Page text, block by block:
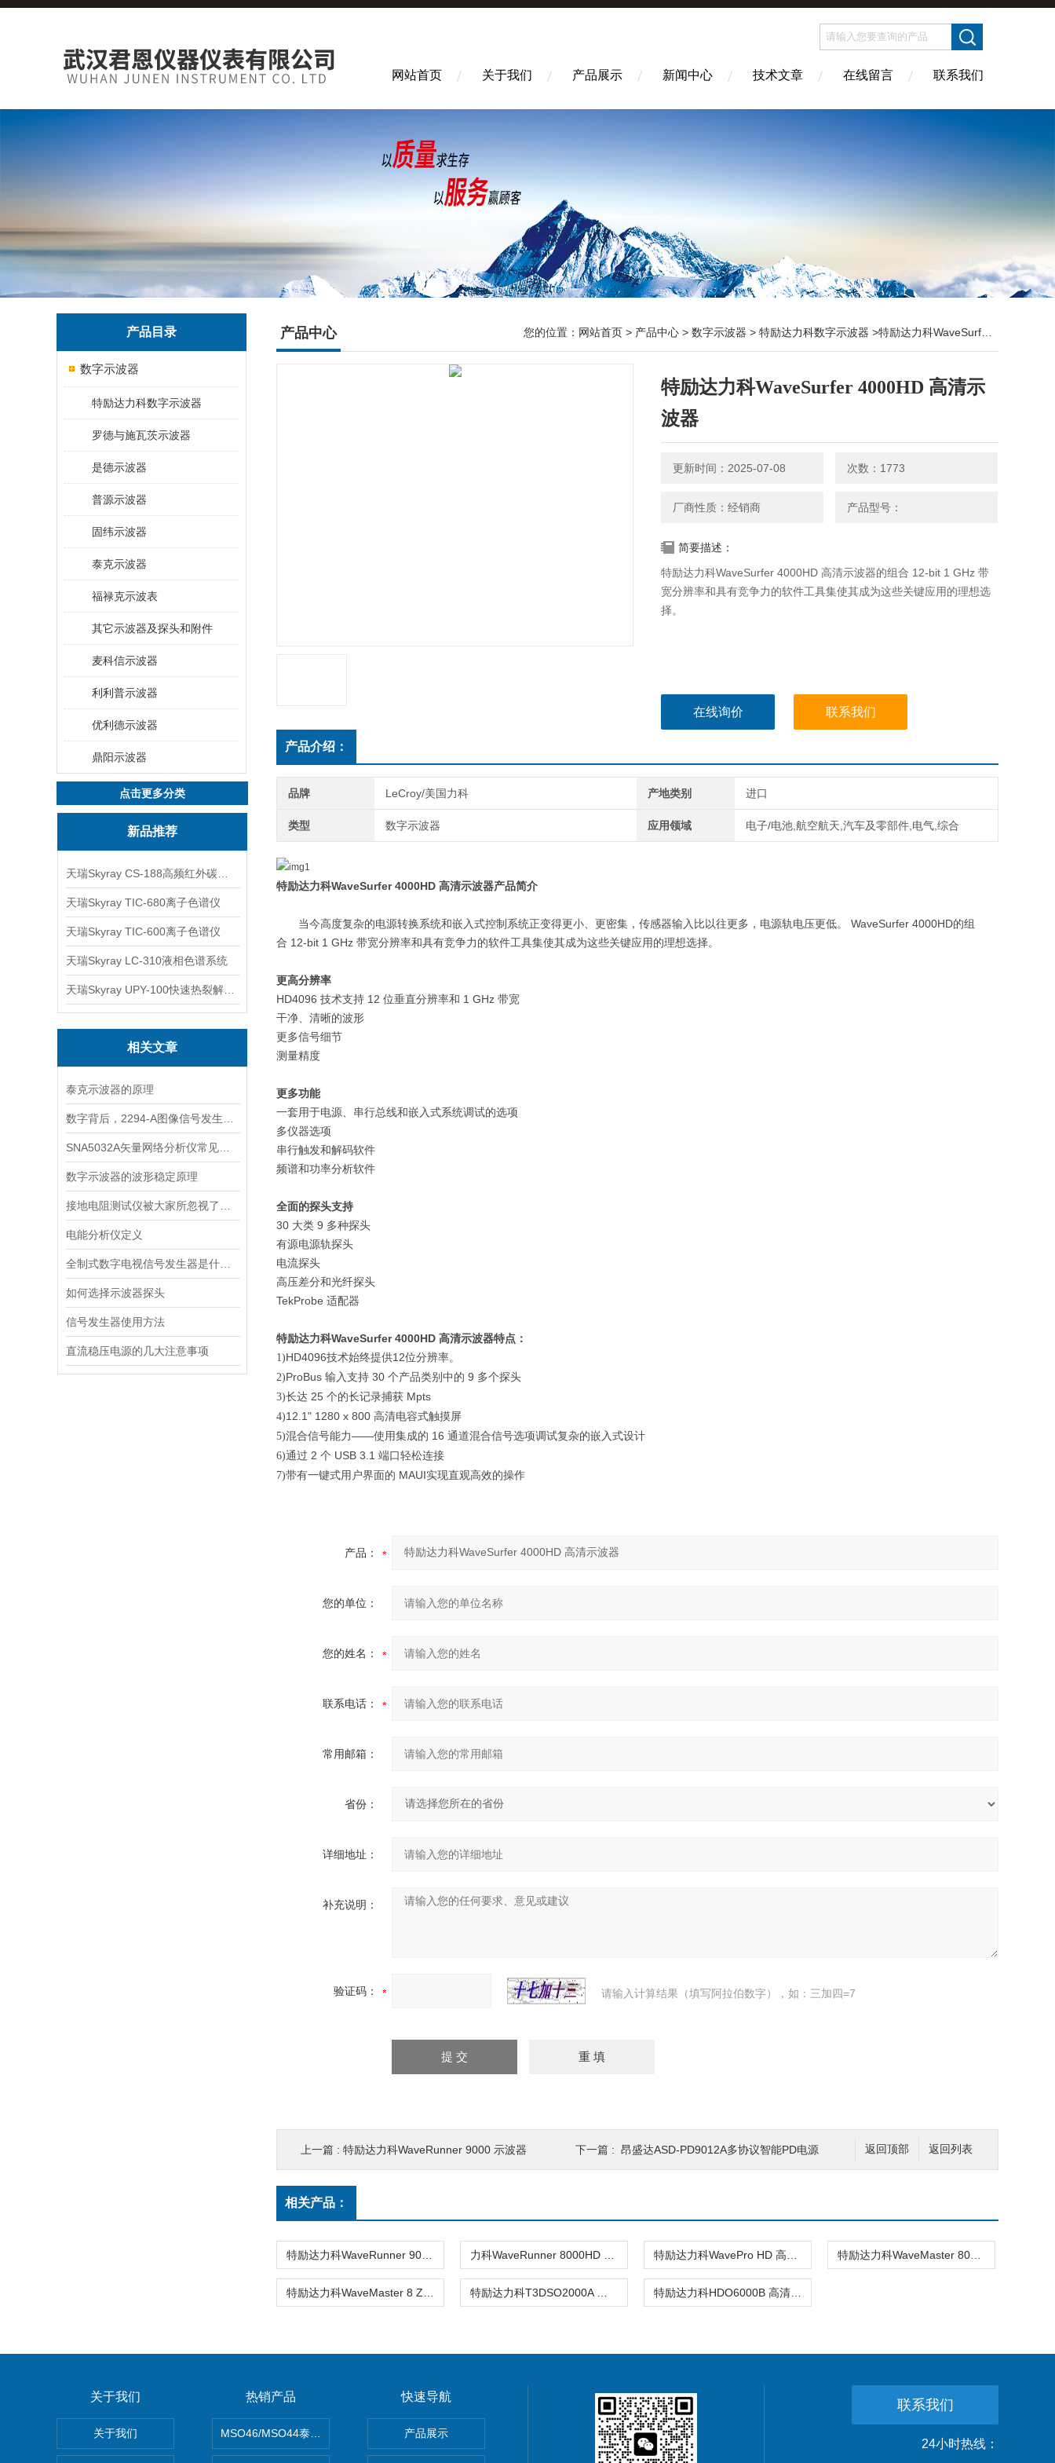
网站首页 关于我们 产品展示 新闻中心 技术文章 在线留言 联系我们
产品目录
数字示波器
特励达力科数字示波器
罗德与施瓦茨示波器
是德示波器
普源示波器
固纬示波器
泰克示波器
福禄克示波表
其它示波器及探头和附件
麦科信示波器
利利普示波器
优利德示波器
鼎阳示波器
点击更多分类
新品推荐
天瑞Skyray TIC-680离子色谱仪
天瑞Skyray TIC-600离子色谱仪
天瑞Skyray LC-310液相色谱系统
相关文章
泰克示波器的原理
数字示波器的波形稳定原理
电能分析仪定义
如何选择示波器探头
信号发生器使用方法
直流稳压电源的几大注意事项
产品中心 您的位置： 网站首页 > 产品中心 > 数字示波器 > 特励达力科数字示波器 >特励达力科WaveSurfer 4000HD 高清示波器
特励达力科WaveSurfer 4000HD 高清示
波器
更新时间：2025-07-08 次数：1773
厂商性质：经销商 产品型号：
简要描述：
特励达力科WaveSurfer 4000HD 高清示波器的组合 12-bit 1 GHz 带
宽分辨率和具有竞争力的软件工具集使其成为这些关键应用的理想选
择。
在线询价 联系我们
产品介绍：
品牌 LeCroy/美国力科 产地类别 进口
类型 数字示波器 应用领域 电子/电池,航空航天,汽车及零部件,电气,综合
特励达力科WaveSurfer4000HD 高清示波器产品简介
当今高度复杂的电源转换系统和嵌入式控制系统正变得更小、更密集，传感器输入比以往更多，电源轨电压更低。 WaveSurfer 4000HD的组
合 12-bit 1 GHz 带宽分辨率和具有竞争力的软件工具集使其成为这些关键应用的理想选择。
更高分辨率
HD4096 技术支持 12 位垂直分辨率和 1 GHz 带宽
干净、清晰的波形
更多信号细节
测量精度
更多功能
一套用于电源、串行总线和嵌入式系统调试的选项
多仪器选项
串行触发和解码软件
频谱和功率分析软件
全面的探头支持
30 大类 9 多种探头
有源电源轨探头
电流探头
高压差分和光纤探头
TekProbe 适配器
特励达力科WaveSurfer4000HD 高清示波器特点：
1)HD4096技术始终提供12位分辨率。
2)ProBus 输入支持 30 个产品类别中的 9 多个探头
3)长达 25 个的长记录捕获 Mpts
4)12.1" 1280 x 800 高清电容式触摸屏
5)混合信号能力——使用集成的 16 通道混合信号选项调试复杂的嵌入式设计
6)通过 2 个 USB 3.1 端口轻松连接
7)带有一键式用户界面的 MAUI实现直观高效的操作
产品：
您的单位：
您的姓名：
联系电话：
常用邮箱：
省份：
详细地址：
补充说明：
验证码： 请输入计算结果（填写阿拉伯数字），如：三加四=7
返回列表
返回顶部
上一篇 : 特励达力科WaveRunner 9000 示波器 下一篇 : 昂盛达ASD-PD9012A多协议智能PD电源
相关产品：
关于我们
关于我们
热销产品
MSO46/MSO44泰克Tektronix MSO44/MSO46混合信号示波器
快速导航
产品展示
联系我们
24小时热线：